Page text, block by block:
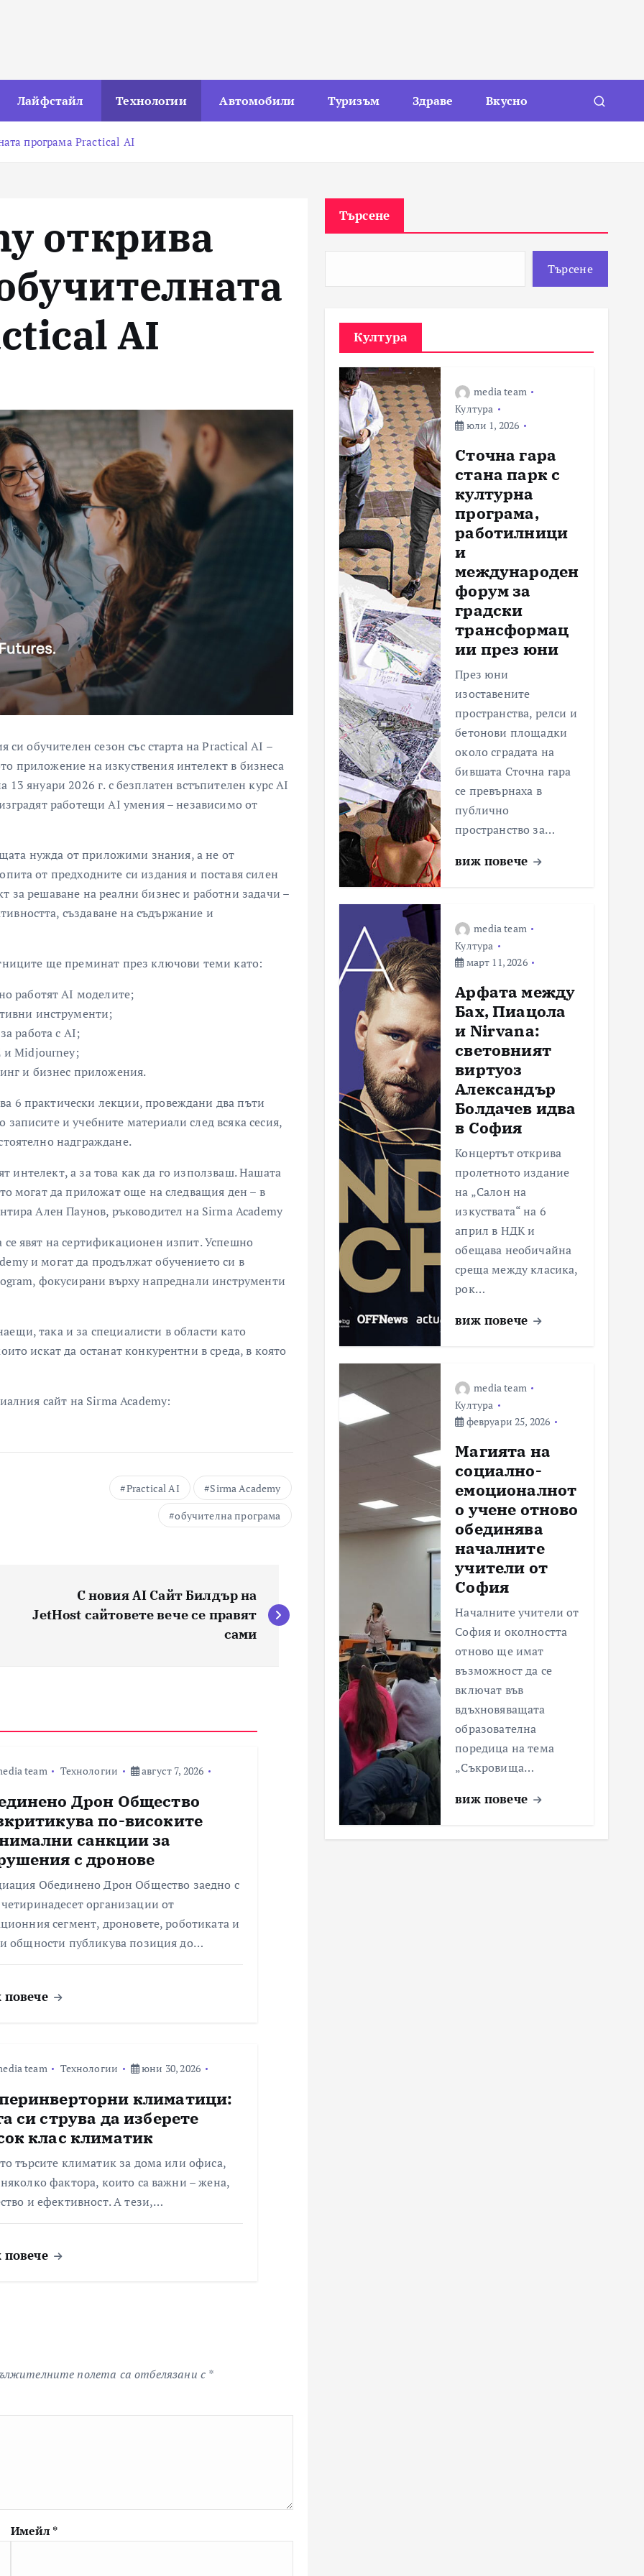
Лайфстайл Технологии Автомобили Туризъм Здраве Вкусно
програма Practical AI
открива
AI
си обучителен сезон със старта на Practical AI –
приложение на изкуствения интелект в бизнеса
януари 2026 г. с безплатен встъпителен курс AI
работещи AI умения – независимо от
нужда от приложими знания, а не от
от предходните си издания и поставя силен
за решаване на реални бизнес и работни задачи –
създаване на съдържание и
ще преминат през ключови теми като:
работят AI моделите;
инструменти;
работа с AI;
и Midjourney;
и бизнес приложения.
6 практически лекции, провеждани два пъти
и учебните материали след всяка сесия,
надграждане.
интелект, а за това как да го използваш. Нашата
могат да приложат още на следващия ден – в
Ален Паунов, ръководител на Sirma Academy
явят на сертификационен изпит. Успешно
и могат да продължат обучението си в
фокусирани върху напреднали инструменти
така и за специалисти в области като
искат да останат конкурентни в среда, в която
сайт на Sirma Academy:
Practical AI
Sirma Academy
обучителна програма
С новия AI Сайт Билдър на
JetHost сайтовете вече се правят
сами
team Технологии август 7, 2026
Дрон Общество
по-високите
санкции за
с дронове
Обединено Дрон Общество заедно с
организации от
сегмент, дроновете, роботиката и
общности публикува позиция до…
team Технологии юни 30, 2026
климатици:
си струва да изберете
клас климатик
търсите климатик за дома или офиса,
фактора, които са важни – жена,
и ефективност. А тези,…
полета са отбелязани с *
Имейл *
Търсене
Търсене
Култура
media team
Култура
юли 1, 2026
Сточна гара
стана парк с
културна
програма,
работилници
и
международен
форум за
градски
трансформац
ии през юни
През юни
изоставените
пространства, релси и
бетонови площадки
около сградата на
бившата Сточна гара
се превърнаха в
публично
пространство за…
виж повече
media team
Култура
март 11, 2026
Арфата между
Бах, Пиацола
и Nirvana:
световният
виртуоз
Александър
Болдачев идва
в София
Концертът открива
пролетното издание
на „Салон на
изкуствата“ на 6
април в НДК и
обещава необичайна
среща между класика,
рок…
виж повече
media team
Култура
февруари 25, 2026
Магията на
социално-
емоционалнот
о учене отново
обединява
началните
учители от
София
Началните учители от
София и околността
отново ще имат
възможност да се
включат във
вдъхновяващата
образователна
поредица на тема
„Съкровища…
виж повече